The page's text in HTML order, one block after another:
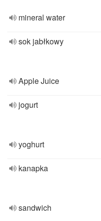
mineral water
sok jabłkowy
Apple Juice
jogurt
yoghurt
kanapka
sandwich